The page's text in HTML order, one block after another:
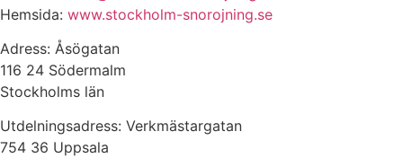
Hemsida: www.stockholm-snorojning.se
Adress: Åsögatan
116 24 Södermalm
Stockholms län
Utdelningsadress: Verkmästargatan
754 36 Uppsala